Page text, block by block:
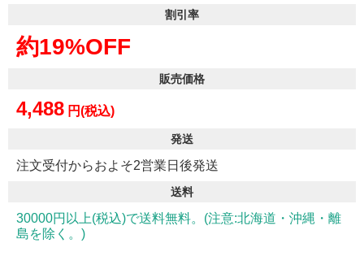
割引率
約19%OFF
販売価格
4,488 円(税込)
発送
注文受付からおよそ2営業日後発送
送料
30000円以上(税込)で送料無料。(注意:北海道・沖縄・離
島を除く。)